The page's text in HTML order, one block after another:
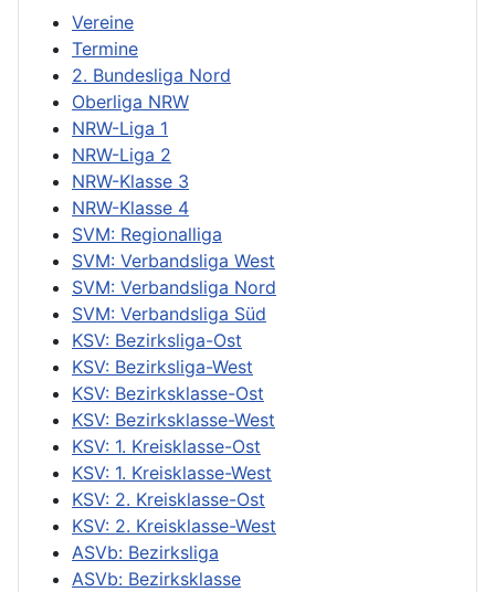
Vereine
Termine
2. Bundesliga Nord
Oberliga NRW
NRW-Liga 1
NRW-Liga 2
NRW-Klasse 3
NRW-Klasse 4
SVM: Regionalliga
SVM: Verbandsliga West
SVM: Verbandsliga Nord
SVM: Verbandsliga Süd
KSV: Bezirksliga-Ost
KSV: Bezirksliga-West
KSV: Bezirksklasse-Ost
KSV: Bezirksklasse-West
KSV: 1. Kreisklasse-Ost
KSV: 1. Kreisklasse-West
KSV: 2. Kreisklasse-Ost
KSV: 2. Kreisklasse-West
ASVb: Bezirksliga
ASVb: Bezirksklasse